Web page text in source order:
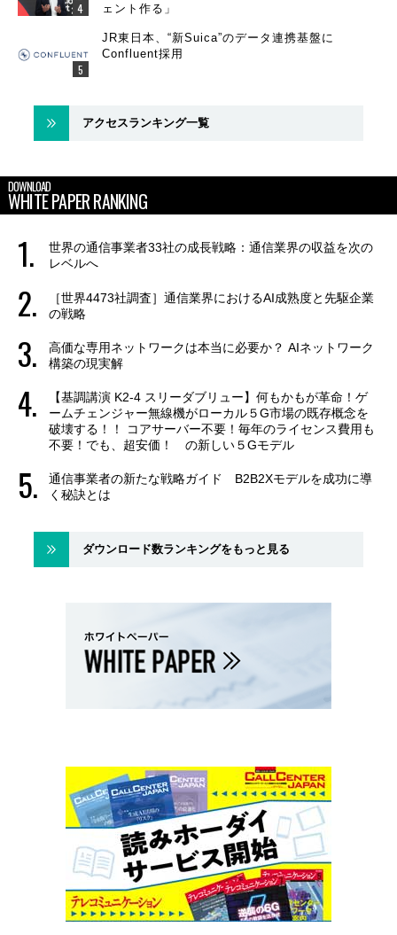
ェント作る」
JR東日本、“新Suica”のデータ連携基盤に
Confluent採用
アクセスランキング一覧
DOWNLOAD
WHITE PAPER RANKING
世界の通信事業者33社の成長戦略：通信業界の収益を次の
レベルへ
［世界4473社調査］通信業界におけるAI成熟度と先駆企業
の戦略
高価な専用ネットワークは本当に必要か？ AIネットワーク
構築の現実解
【基調講演 K2-4 スリーダブリュー】何もかもが革命！ゲ
ームチェンジャー無線機がローカル５G市場の既存概念を
破壊する！！ コアサーバー不要！毎年のライセンス費用も
不要！でも、超安価！ の新しい５Gモデル
通信事業者の新たな戦略ガイド B2B2Xモデルを成功に導
く秘訣とは
ダウンロード数ランキングをもっと見る